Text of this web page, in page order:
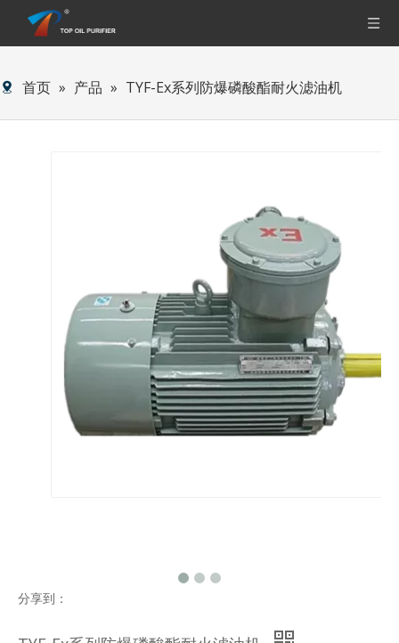
首页 » 产品 » TYF-Ex系列防爆磷酸酯耐火滤油机
分享到：